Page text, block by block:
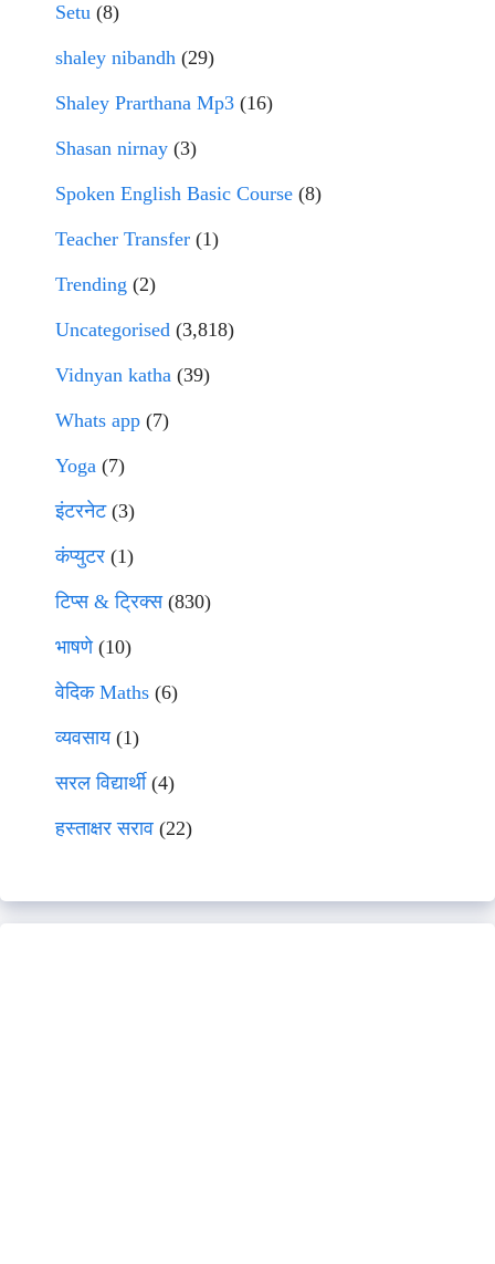
Setu (8)
shaley nibandh (29)
Shaley Prarthana Mp3 (16)
Shasan nirnay (3)
Spoken English Basic Course (8)
Teacher Transfer (1)
Trending (2)
Uncategorised (3,818)
Vidnyan katha (39)
Whats app (7)
Yoga (7)
इंटरनेट(3)
कंप्युटर (1)
टिप्स & ट्रिक्स(830)
भाषणे(10)
वेदिक Maths (6)
व्यवसाय(1)
सरल विद्यार्थी(4)
हस्ताक्षर सराव (22)